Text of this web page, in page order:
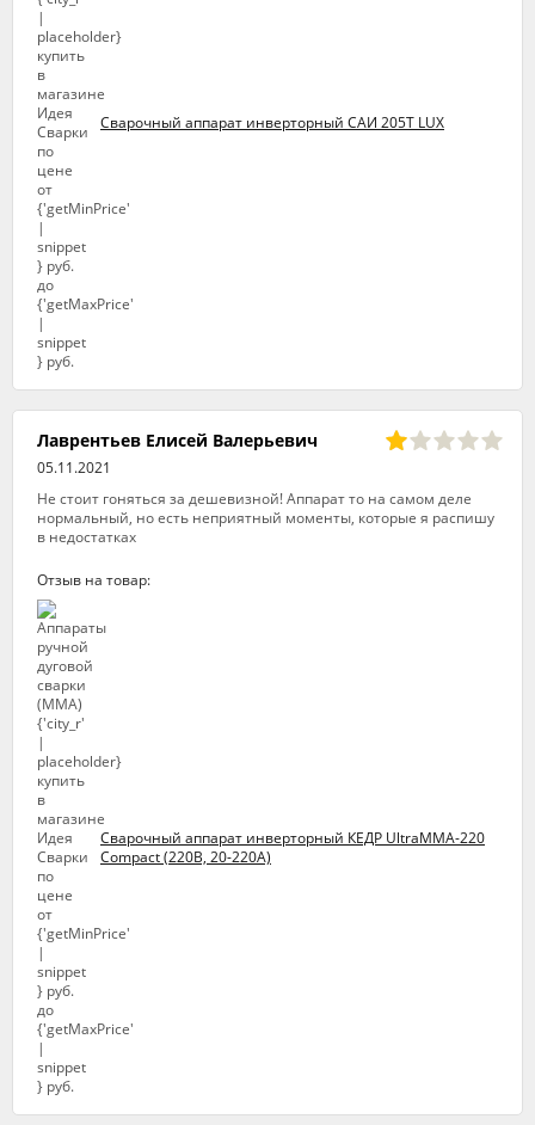
Сварочный аппарат инверторный САИ 205Т LUX
Лаврентьев Елисей Валерьевич
05.11.2021
Не стоит гоняться за дешевизной! Аппарат то на самом деле
нормальный, но есть неприятный моменты, которые я распишу
в недостатках
Отзыв на товар:
Сварочный аппарат инверторный КЕДР UltraMMA-220
Compact (220В, 20-220А)